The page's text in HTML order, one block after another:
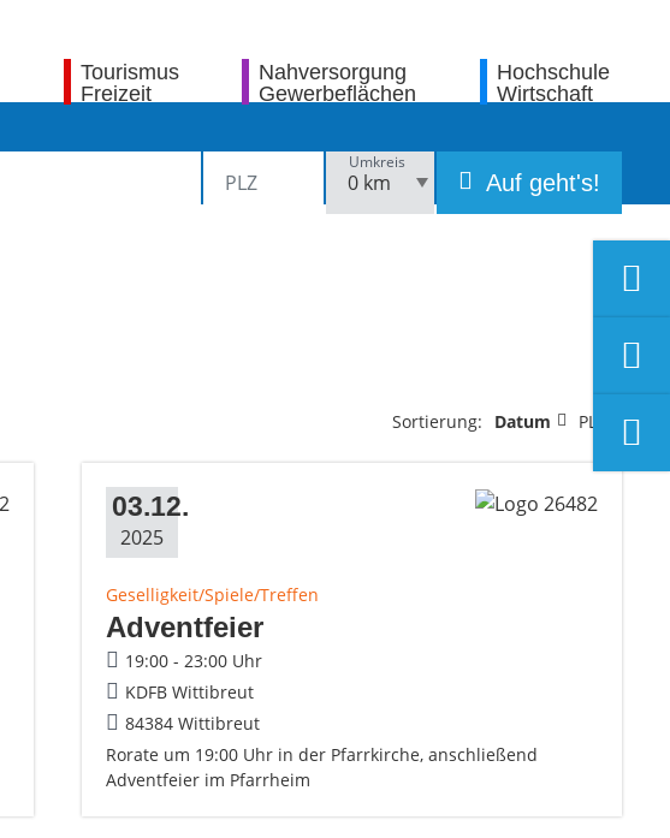
Tourismus
Freizeit
Nahversorgung
Gewerbeflächen
Hochschule
Wirtschaft
Umkreis
Auf geht's!
Sortierung: Datum PLZ
03.12.
2025
Geselligkeit/Spiele/Treffen
Adventfeier
19:00 - 23:00 Uhr
KDFB Wittibreut
84384 Wittibreut
Rorate um 19:00 Uhr in der Pfarrkirche, anschließend
Adventfeier im Pfarrheim